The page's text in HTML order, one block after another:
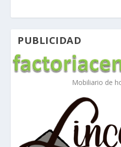
PUBLICIDAD
Mobiliario de